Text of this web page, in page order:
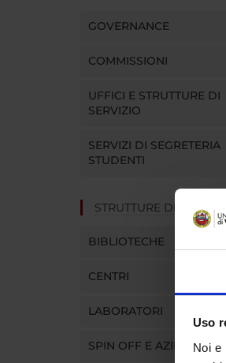
Uso
Noi e
GOVERNANCE
COMMISSIONI
UFFICI E STRUTTURE DI
SERVIZIO
SERVIZI DI SEGRETERIA
STUDENTI
STRUTTURE DEL
BIBLIOTECHE
CENTRI
LABORATORI
SPIN OFF E AZIENDE